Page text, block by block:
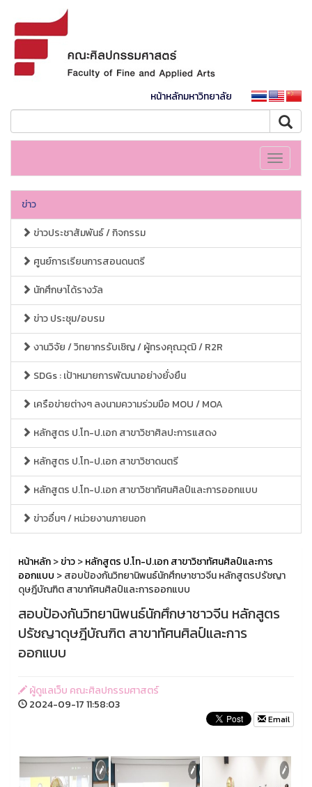
หน้าหลักมหาวิทยาลัย
Toggle
ข่าว
ข่าวประชาสัมพันธ์ / กิจกรรม
ศูนย์การเรียนการสอนดนตรี
นักศึกษาได้รางวัล
ข่าว ประชุม/อบรม
งานวิจัย / วิทยากรรับเชิญ / ผู้ทรงคุณวุฒิ / R2R
SDGs : เป้าหมายการพัฒนาอย่างยั่งยืน
เครือข่ายต่างๆ ลงนามความร่วมมือ MOU / MOA
หลักสูตร ป.โท-ป.เอก สาขาวิชาศิลปะการแสดง
หลักสูตร ป.โท-ป.เอก สาขาวิชาดนตรี
หลักสูตร ป.โท-ป.เอก สาขาวิชาทัศนศิลป์และการออกแบบ
ข่าวอื่นๆ / หน่วยงานภายนอก
หน้าหลัก>ข่าว>หลักสูตร ป.โท-ป.เอก สาขาวิชาทัศนศิลป์และการ
ออกแบบ > สอบป้องกันวิทยานิพนธ์นักศึกษาชาวจีน หลักสูตรปรัชญา
ดุษฎีบัณฑิต สาขาทัศนศิลป์และการออกแบบ
สอบป้องกันวิทยานิพนธ์นักศึกษาชาวจีน หลักสูตร
ปรัชญาดุษฎีบัณฑิต สาขาทัศนศิลป์และการ
ออกแบบ
ผู้ดูแลเว็บ คณะศิลปกรรมศาสตร์
2024-09-17 11:58:03
Email